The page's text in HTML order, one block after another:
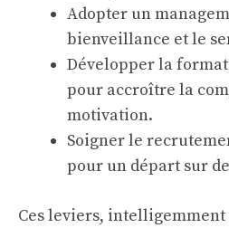
Adopter un
bienveillance et le
Développer la
pour accroître la
motivation.
Soigner le
pour un départ sur
Ces leviers,